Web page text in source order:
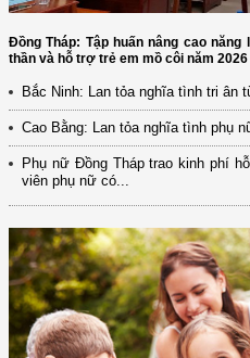
Đồng Tháp: Tập huấn nâng cao
thần và hỗ trợ trẻ em mồ côi năm 2026
Bắc Ninh: Lan tỏa nghĩa tình tri ân
Cao Bằng: Lan tỏa nghĩa tình phụ
Phụ nữ Đồng Tháp trao kinh phí
viên phụ nữ có...